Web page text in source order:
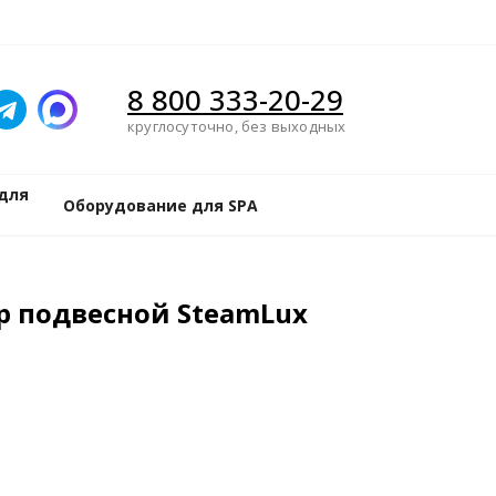
8 800 333-20-29
круглосуточно, без выходных
Оборудование для SPA
подвесной SteamLux